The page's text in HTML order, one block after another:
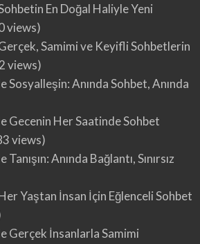
En Doğal Haliyle Yeni
views)
Samimi ve Keyifli Sohbetlerin
views)
Sosyalleşin: Anında Sohbet, Anında
Gecenin Her Saatinde Sohbet
views)
Anında Bağlantı, Sınırsız
Yaştan İnsan İçin Eğlenceli Sohbet
Gerçek İnsanlarla Samimi